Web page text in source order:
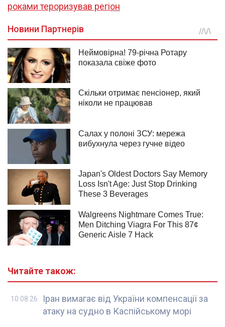
роками тероризував регіон
Читайте також:
Іран вимагає від України компенсації за
атаку на судно в Каспійському морі
10.08.26